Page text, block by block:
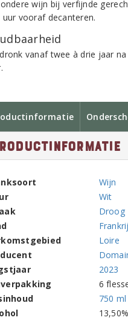
wijn bij verfijnde
uur vooraf decanteren.
vanaf twee à drie jaar
Wijn
Wit
Droog
Loire
2023
6
750 ml
13,50%